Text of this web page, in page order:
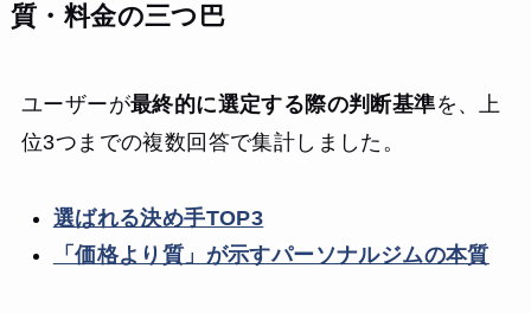
質・料金の三つ巴
ユーザーが最終的に選定する際の判断基準を、上
位3つまでの複数回答で集計しました。
選ばれる決め手TOP3
「価格より質」が示すパーソナルジムの本質